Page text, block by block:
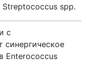
spp.
с
синергическое
Enterococcus